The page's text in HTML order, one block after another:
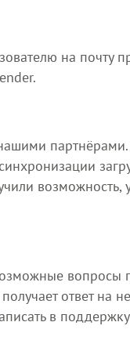
на почту
партнёрами.
возможность,
вопросы
ответ на
в поддержку